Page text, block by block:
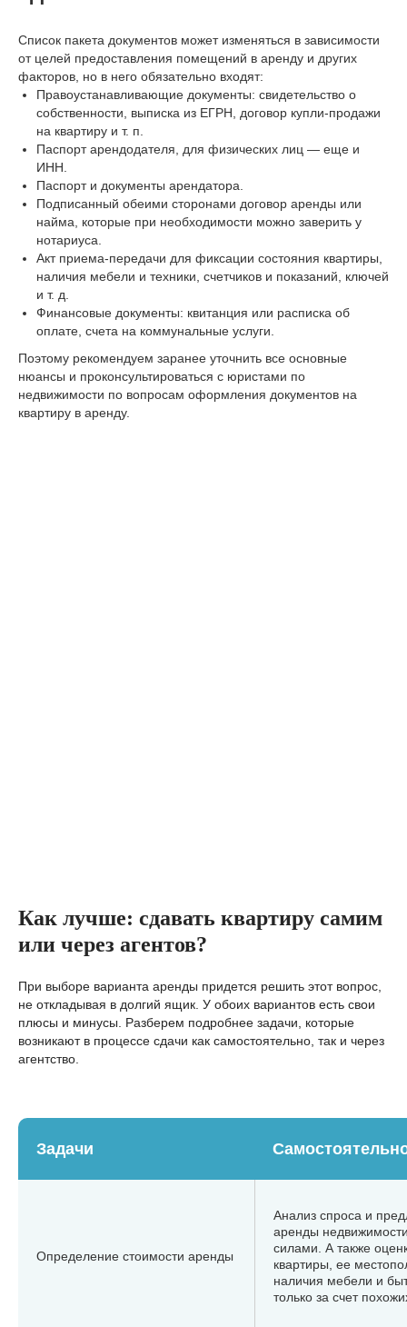
Список пакета документов может изменяться в зависимости
от целей предоставления помещений в аренду и других
факторов, но в него обязательно входят:
Правоустанавливающие документы: свидетельство о
собственности, выписка из ЕГРН, договор купли-продажи
на квартиру и т. п.
Паспорт арендодателя, для физических лиц — еще и
ИНН.
Паспорт и документы арендатора.
Подписанный обеими сторонами договор аренды или
найма, которые при необходимости можно заверить у
нотариуса.
Акт приема-передачи для фиксации состояния квартиры,
наличия мебели и техники, счетчиков и показаний, ключей
и т. д.
Финансовые документы: квитанция или расписка об
оплате, счета на коммунальные услуги.
Поэтому рекомендуем заранее уточнить все основные
нюансы и проконсультироваться с юристами по
недвижимости по вопросам оформления документов на
квартиру в аренду.
Как лучше: сдавать квартиру самим
или через агентов?
При выборе варианта аренды придется решить этот вопрос,
не откладывая в долгий ящик. У обоих вариантов есть свои
плюсы и минусы. Разберем подробнее задачи, которые
возникают в процессе сдачи как самостоятельно, так и через
агентство.
Задачи
Определение стоимости аренды
Анализ спроса и
аренды
силами. А также
квартиры, ее
наличия мебели и
только за счет